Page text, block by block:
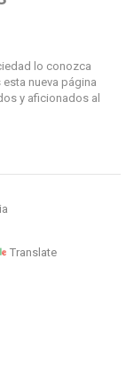
lo conozca
nueva página
y aficionados al
Translate